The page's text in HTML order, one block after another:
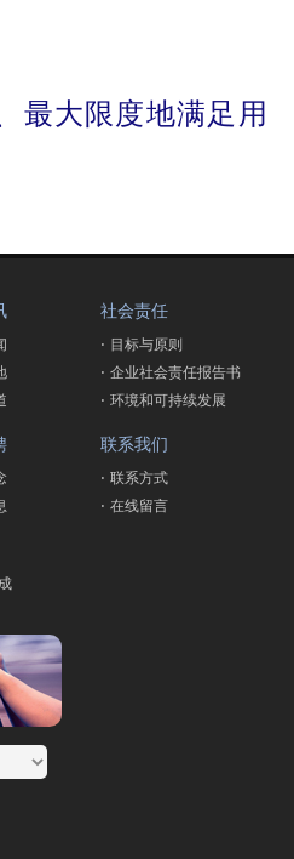
最大限度地满足用
社会责任
· 目标与原则
· 企业社会责任报告书
· 环境和可持续发展
联系我们
· 联系方式
· 在线留言